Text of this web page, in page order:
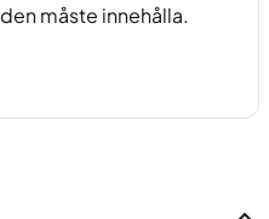
måste innehålla.